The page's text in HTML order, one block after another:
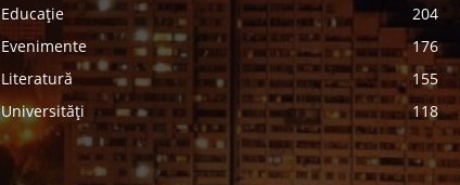
Educație
204
Evenimente
176
Literatură
155
Universități
118